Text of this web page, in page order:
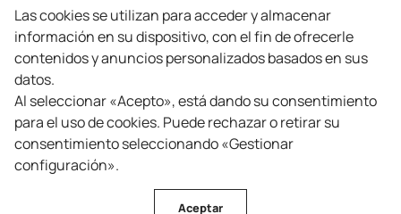
Financiado
Las cookies se utilizan para acceder y almacenar
información en su dispositivo, con el fin de ofrecerle
contenidos y anuncios personalizados basados en sus
datos.
Al seleccionar «Acepto», está dando su consentimiento
para el uso de cookies. Puede rechazar o retirar su
consentimiento seleccionando «Gestionar
configuración».
Aceptar